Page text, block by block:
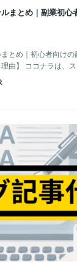
ルまとめ｜副業初
とめ｜初心者向け
由】 ココナラは、